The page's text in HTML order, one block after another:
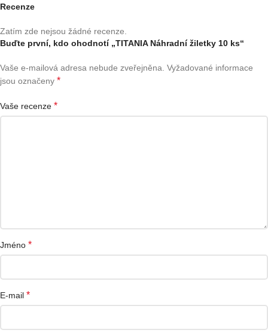
Recenze
Zatím zde nejsou žádné recenze.
Buďte první, kdo ohodnotí „TITANIA Náhradní žiletky 10 ks“
Vaše e-mailová adresa nebude zveřejněna. Vyžadované informace
jsou označeny *
Vaše recenze *
Jméno *
E-mail *